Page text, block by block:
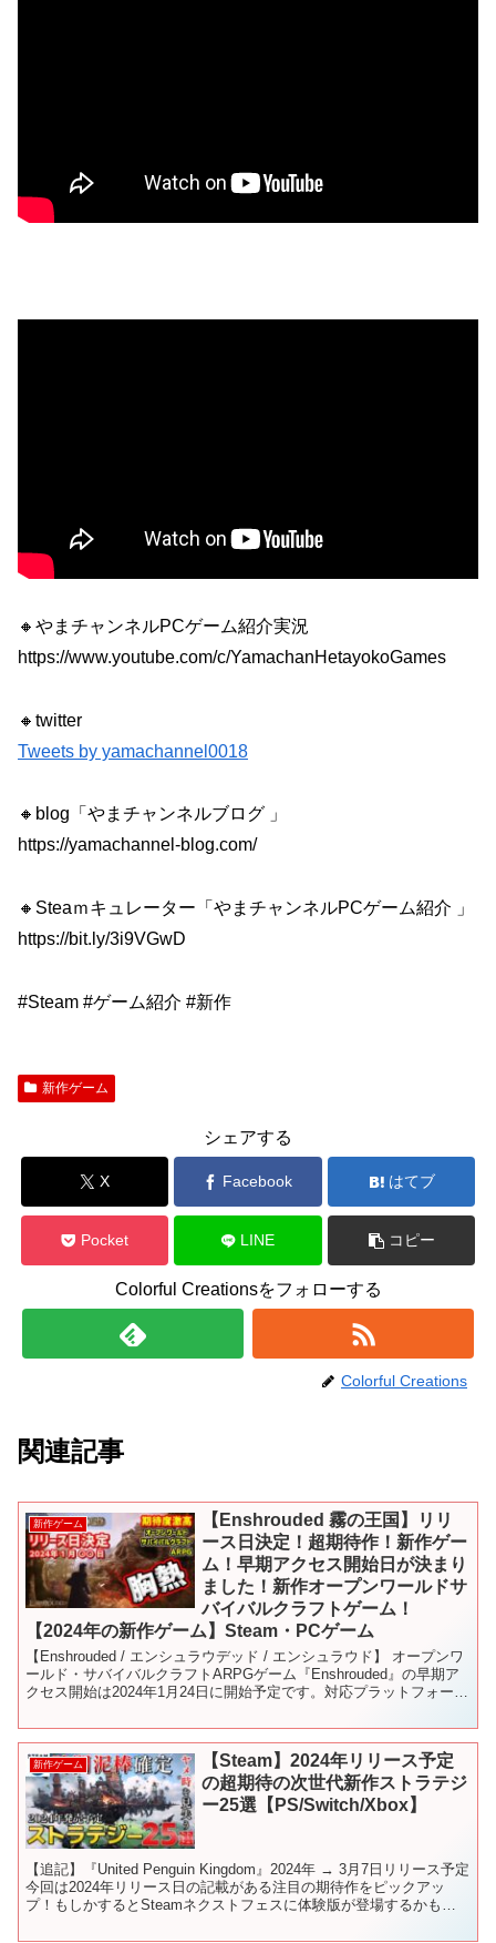
🔸やまチャンネルPCゲーム紹介実況
https://www.youtube.com/c/YamachanHetayokoGames
🔸twitter
Tweets by yamachannel0018
🔸blog「やまチャンネルブログ 」
https://yamachannel-blog.com/
🔸Steaｍキュレーター「やまチャンネルPCゲーム紹介 」
https://bit.ly/3i9VGwD
#Steam #ゲーム紹介 #新作
新作ゲーム
シェアする
X Facebook はてブ
Pocket LINE コピー
Colorful Creationsをフォローする
Colorful Creations
関連記事
新作ゲーム
【Enshrouded 霧の王国】リリ
ース日決定！超期待作！新作ゲー
ム！早期アクセス開始日が決まり
ました！新作オープンワールドサ
バイバルクラフトゲーム！
【2024年の新作ゲーム】Steam・PCゲーム
【Enshrouded / エンシュラウデッド / エンシュラウド】 オープンワ
ールド・サバイバルクラフトARPGゲーム『Enshrouded』の早期ア
クセス開始は2024年1月24日に開始予定です。対応プラットフォーム
新作ゲーム
【Steam】2024年リリース予定
の超期待の次世代新作ストラテジ
ー25選【PS/Switch/Xbox】
【追記】『United Penguin Kingdom』2024年 → 3月7日リリース予定
今回は2024年リリース日の記載がある注目の期待作をピックアッ
プ！もしかするとSteamネクストフェスに体験版が登場するかもし